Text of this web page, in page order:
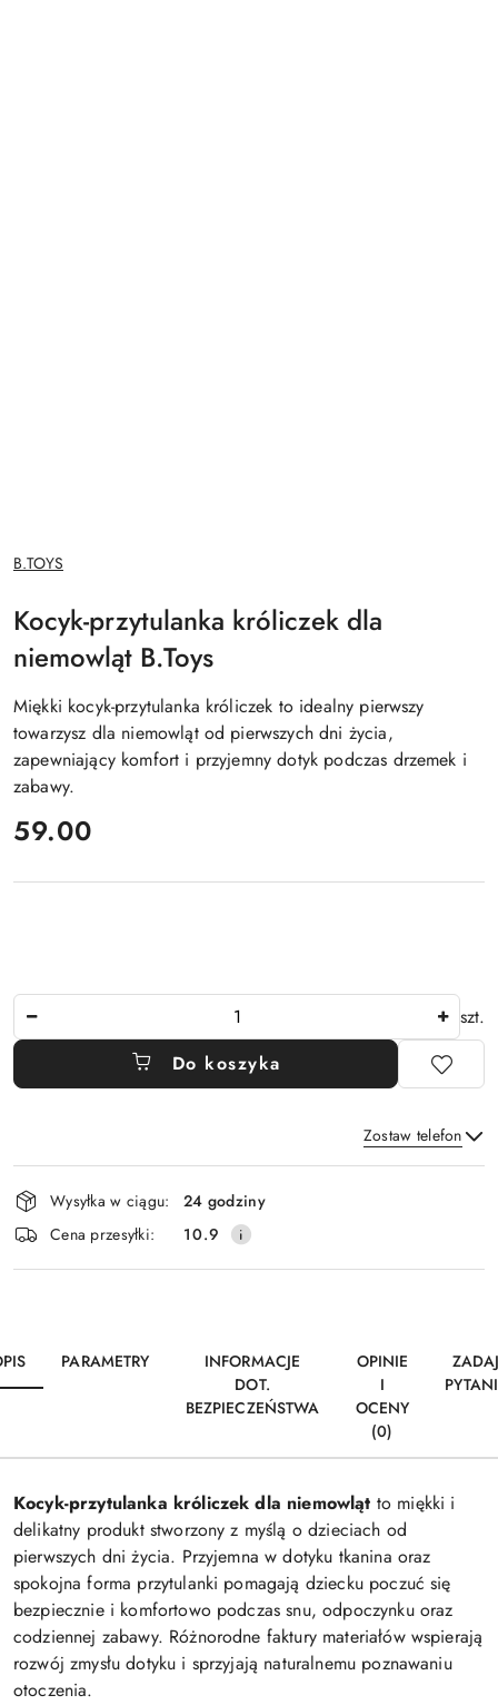
NAZWA
PRODUCENTA:
B.TOYS
Kocyk-przytulanka króliczek dla
niemowląt B.Toys
Miękki kocyk-przytulanka króliczek to idealny pierwszy
towarzysz dla niemowląt od pierwszych dni życia,
zapewniający komfort i przyjemny dotyk podczas drzemek i
zabawy.
cena:
59.00
szt.
Do koszyka
Zostaw telefon
Wyślij
Dostępność
i
dostawa
Wysyłka w ciągu:
24 godziny
Cena przesyłki:
10.9
PARAMETRY
INFORMACJE
DOT.
BEZPIECZEŃSTWA
OPINIE
I
OCENY
(0)
Kocyk-przytulanka króliczek dla niemowląt to miękki i
delikatny produkt stworzony z myślą o dzieciach od
pierwszych dni życia. Przyjemna w dotyku tkanina oraz
spokojna forma przytulanki pomagają dziecku poczuć się
bezpiecznie i komfortowo podczas snu, odpoczynku oraz
codziennej zabawy. Różnorodne faktury materiałów wspierają
rozwój zmysłu dotyku i sprzyjają naturalnemu poznawaniu
otoczenia.